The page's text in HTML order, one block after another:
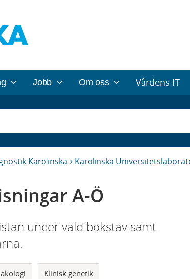
Jobb Om oss Vårdens IT
Karolinska Karolinska
A-Ö
under vald bokstav samt
Klinisk genetik